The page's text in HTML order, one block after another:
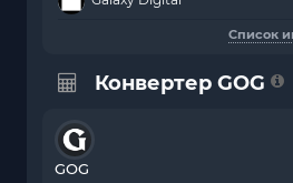
Список
Конвертер GOG
GOG